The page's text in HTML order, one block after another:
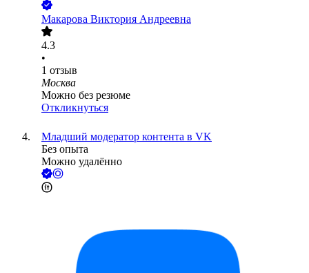
Макарова Виктория Андреевна
4.3
•
1 отзыв
Москва
Можно без резюме
Откликнуться
Младший модератор контента в VK
Без опыта
Можно удалённо